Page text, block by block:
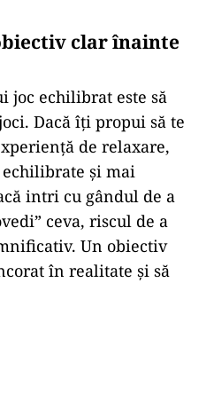
clar înainte
echilibrat este să
Dacă îți propui să te
de relaxare,
și mai
intri cu gândul de a
ceva, riscul de a
Un obiectiv
în realitate și să